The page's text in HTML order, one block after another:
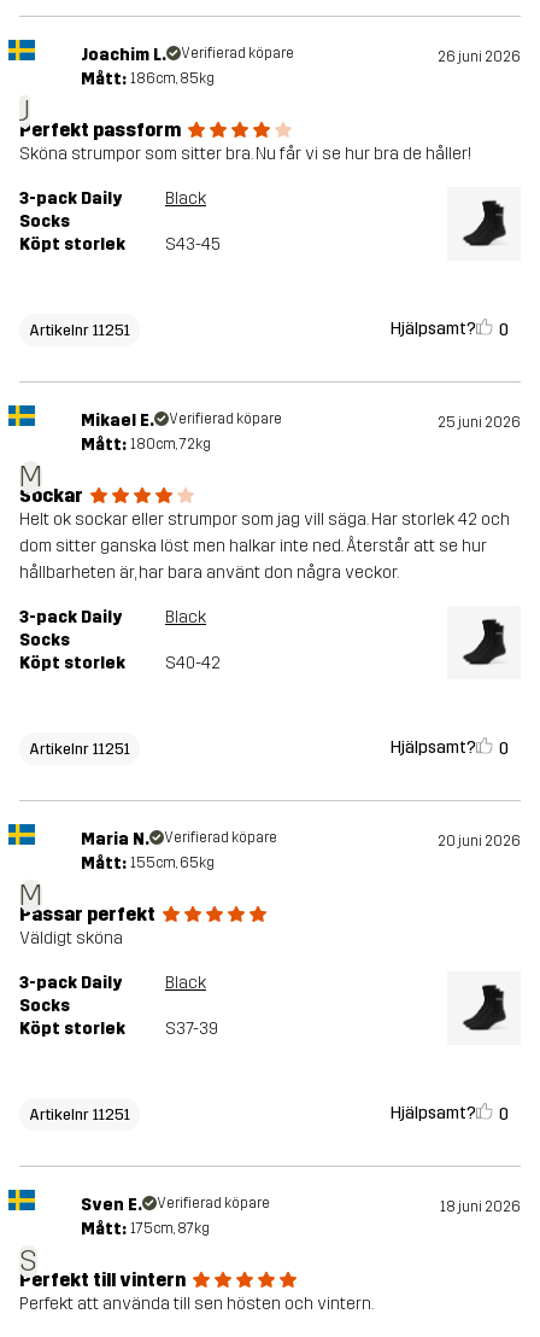
J
Joachim L. Verifierad köpare 26 juni 2026
Mått: 186cm, 85kg
Perfekt passform
Sköna strumpor som sitter bra. Nu får vi se hur bra de håller!
3-pack Daily
Socks
Black
Köpt storlek S43-45
Artikelnr 11251 Hjälpsamt? 0
M
Mikael E. Verifierad köpare 25 juni 2026
Mått: 180cm, 72kg
Sockar
Helt ok sockar eller strumpor som jag vill säga. Har storlek 42 och
dom sitter ganska löst men halkar inte ned. Återstår att se hur
hållbarheten är, har bara använt don några veckor.
3-pack Daily
Socks
Black
Köpt storlek S40-42
Artikelnr 11251 Hjälpsamt? 0
M
Maria N. Verifierad köpare 20 juni 2026
Mått: 155cm, 65kg
Passar perfekt
Väldigt sköna
3-pack Daily
Socks
Black
Köpt storlek S37-39
Artikelnr 11251 Hjälpsamt? 0
S
Sven E. Verifierad köpare 18 juni 2026
Mått: 175cm, 87kg
Perfekt till vintern
Perfekt att använda till sen hösten och vintern.